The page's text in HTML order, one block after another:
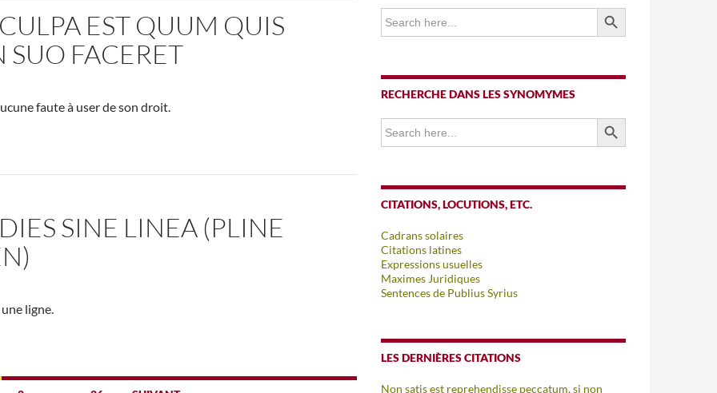
EST QUUM QUIS
SUO FACERET
faute à user de son droit.
SINE LINEA (PLINE
ligne.
Search
for:
SEARCH BUTTON
RECHERCHE DANS LES SYNOMYMES
Search
for:
SEARCH BUTTON
CITATIONS, LOCUTIONS, ETC.
Cadrans solaires
Citations latines
Expressions usuelles
Maximes Juridiques
Sentences de Publius Syrius
LES DERNIÈRES CITATIONS
Non satis est reprehendisse peccatum, si non